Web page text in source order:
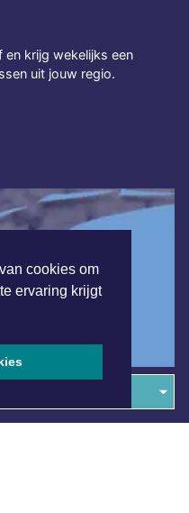
cookies om
ervaring krijgt
en krijg wekelijks een
uit jouw regio.